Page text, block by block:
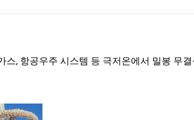
스, 항공우주 시스템 등 극저온에서 밀봉 무